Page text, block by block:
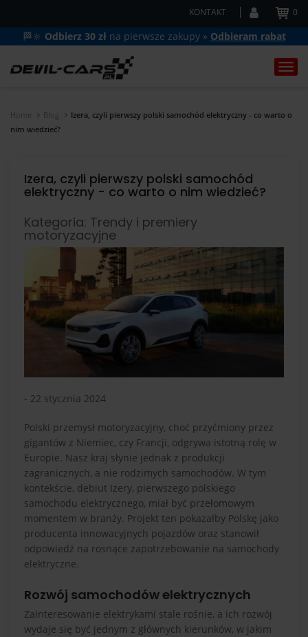
KONTAKT 0
🏁🔆 Odbierz 30 zł na pierwsze zakupy » Odbieram rabat
Home Blog
Izera, czyli pierwszy polski samochód elektryczny - co warto o
nim wiedzieć?
Izera, czyli pierwszy polski samochód
elektryczny - co warto o nim wiedzieć?
Kategoria: Trendy i premiery
motoryzacyjne
- 22 stycznia 2024
Polski przemysł motoryzacyjny, choć przyćmiony przez
gigantów z Niemiec, czy Francji, odgrywa istotną rolę w
Europie. Nasz kraj słynie jednak z produkcji
zagranicznych, a nie rodzimych samochodów. W tym
kontekście, debiut Izery, pierwszego polskiego
samochodu elektrycznego, miał być przełomowym
momentem w branży. Projekt ten pokazałby Polskę jako
producenta innowacyjnych pojazdów oraz stanowił
odpowiedź na rosnące zapotrzebowanie na samochody
elektryczne.
Rozwój samochodów elektrycznych
Zainteresowanie elektrykami stale rośnie, a ich rozwój
wydaje się być jednym z głównych kierunków, w jakim